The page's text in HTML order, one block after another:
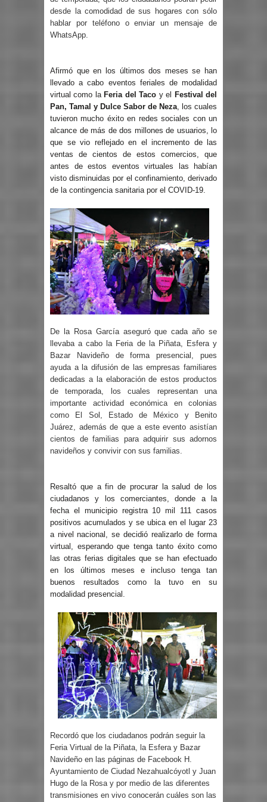
desde la comodidad de sus hogares con sólo
hablar por teléfono o enviar un mensaje de
WhatsApp.
Afirmó que en los últimos dos meses se han
llevado a cabo eventos feriales de modalidad
virtual como laFeria del Taco y el Festival del
Pan, Tamal y Dulce Sabor de Neza , los cuales
tuvieron mucho éxito en redes sociales con un
alcance de más de dos millones de usuarios, lo
que se vio reflejado en el incremento de las
ventas de cientos de estos comercios, que
antes de estos eventos virtuales las habían
visto disminuidas por el confinamiento, derivado
de la contingencia sanitaria por el COVID-19.
De la Rosa García aseguró que cada año se
llevaba a cabo la Feria de la Piñata, Esfera y
Bazar Navideño de forma presencial, pues
ayuda a la difusión de las empresas familiares
dedicadas a la elaboración de estos productos
de temporada, los cuales representan una
importante actividad económica en colonias
como El Sol, Estado de México y Benito
Juárez, además de que a este evento asistían
cientos de familias para adquirir sus adornos
navideños y convivir con sus familias.
Resaltó que a fin de procurar la salud de los
ciudadanos y los comerciantes, donde a la
fecha el municipio registra 10 mil 111 casos
positivos acumulados y se ubica en el lugar 23
a nivel nacional, se decidió realizarlo de forma
virtual, esperando que tenga tanto éxito como
las otras ferias digitales que se han efectuado
en los últimos meses e incluso tenga tan
buenos resultados como la tuvo en su
modalidad presencial.
Recordó que los ciudadanos podrán seguir la
Feria Virtual de la Piñata, la Esfera y Bazar
Navideño en las páginas de Facebook H.
Ayuntamiento de Ciudad Nezahualcóyotl y Juan
Hugo de la Rosa y por medio de las diferentes
transmisiones en vivo conocerán cuáles son las